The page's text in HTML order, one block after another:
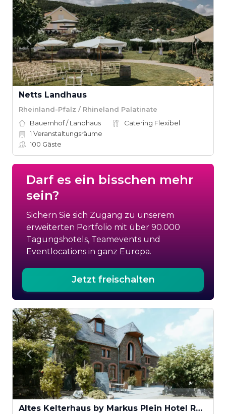
Netts Landhaus
Rheinland-Pfalz / Rhineland Palatinate
Bauernhof / Landhaus
Catering Flexibel
1 Veranstaltungsräume
100 Gäste
Darf es ein bisschen mehr
sein?
Sichern Sie sich Zugang zu unserem
erweiterten Portfolio mit über 90.000
Tagungshotels, Teamevents und
Eventlocations in ganz Europa.
Jetzt freischalten
Altes Kelterhaus by Markus Plein Hotel Restaurant